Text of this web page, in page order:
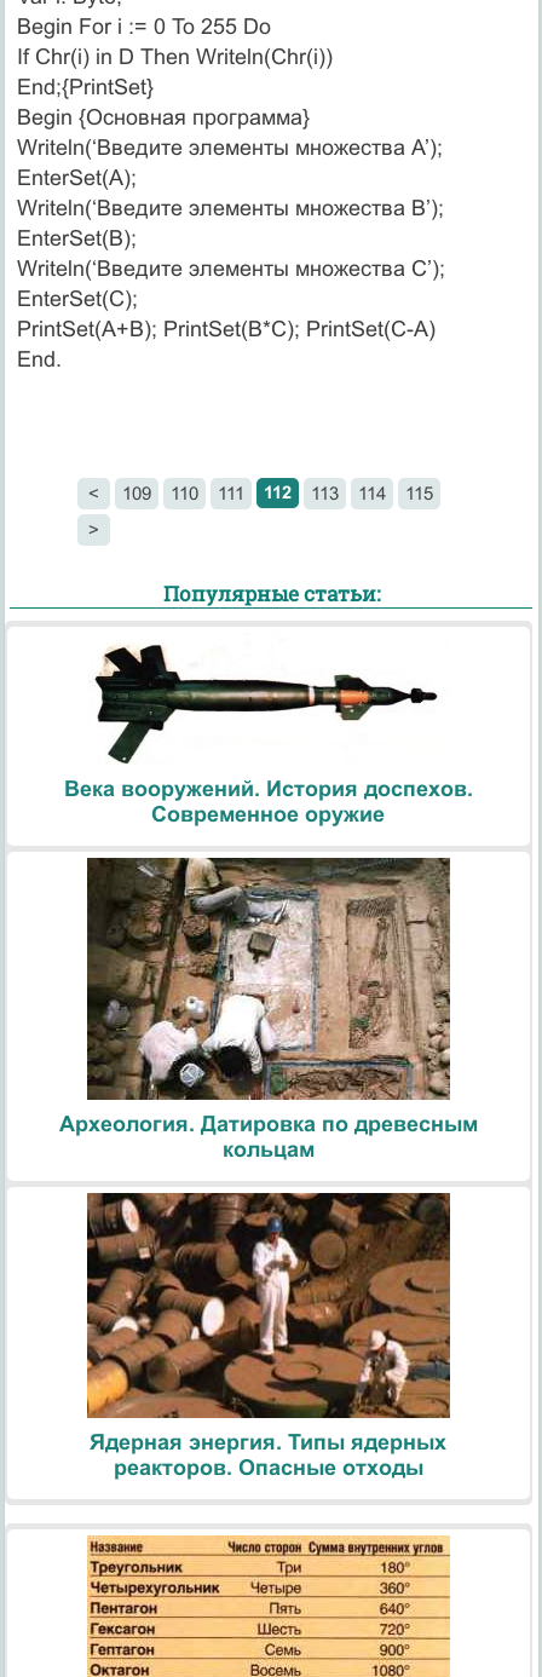
Begin For i := 0 To 255 Do
If Chr(i) in D Then Writeln(Chr(i))
End;{PrintSet}
Begin {Основная программа}
Writeln(‘Введите элементы множества A’);
EnterSet(A);
Writeln(‘Введите элементы множества B’);
EnterSet(B);
Writeln(‘Введите элементы множества C’);
EnterSet(C);
PrintSet(A+B); PrintSet(B*C); PrintSet(C-A)
End.
< 109 110 111 112 113 114
115
>
Популярные статьи:
Века вооружений. История доспехов.
Современное оружие
Археология. Датировка по древесным
кольцам
Ядерная энергия. Типы ядерных
реакторов. Опасные отходы